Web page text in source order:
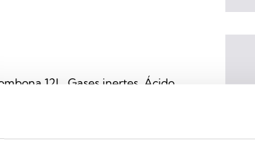
12L. Gases inertes, Ácido
amoníaco. Con caudalímetro y